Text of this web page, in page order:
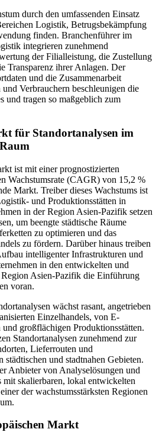
durch den umfassenden Einsatz
Logistik, Betrugsbekämpfung
finden. Branchenführer im
integrieren zunehmend
der Filialleistung, die Zustellung
Transparenz ihrer Anlagen. Der
und die Zusammenarbeit
Verbrauchern beschleunigen die
und tragen so maßgeblich zum
für Standortanalysen im
ist mit einer prognostizierten
Wachstumsrate (CAGR) von 15,2 %
Markt. Treiber dieses Wachstums ist
und Produktionsstätten in
in der Region Asien-Pazifik setzen
um beengte städtische Räume
zu optimieren und das
zu fördern. Darüber hinaus treiben
intelligenter Infrastrukturen und
in den entwickelten und
Asien-Pazifik die Einführung
voran.
wächst rasant, angetrieben
Einzelhandels, von E-
großflächigen Produktionsstätten.
Standortanalysen zunehmend zur
Lieferrouten und
und stadtnahen Gebieten.
Anbieter von Analyselösungen und
mit skalierbaren, lokal entwickelten
der wachstumsstärksten Regionen
Markt